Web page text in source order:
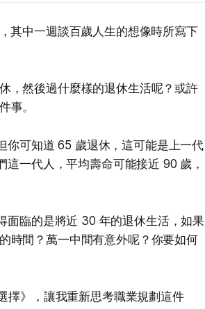
其中一週談百歲人生的想像時所寫下
，然後過什麼樣的退休生活呢？或許
事。
你可知道 65 歲退休，這可能是上一代
一代人，平均壽命可能接近 90 歲，
面臨的是將近 30 年的退休生活，如果
時間？萬一中間有意外呢？你要如何
擇》，讓我重新思考職業規劃這件